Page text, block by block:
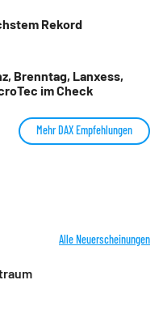
Rekord
Brenntag, Lanxess,
im Check
Mehr DAX Empfehlungen
Alle Neuerscheinungen